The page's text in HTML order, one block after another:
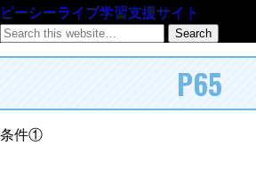
ピーシーライブ学習支援サイト
P65
条件①